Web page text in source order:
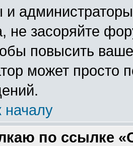
и
не засоряйте
повысить
может просто
началу
по ссылке